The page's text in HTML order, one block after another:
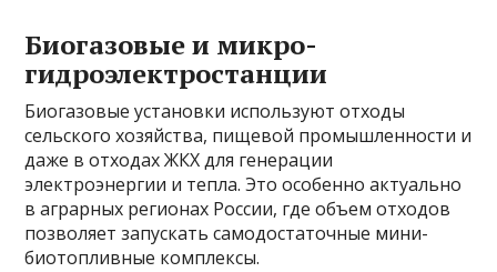
Биогазовые и микро-
гидроэлектростанции
Биогазовые установки используют отходы
сельского хозяйства, пищевой промышленности и
даже в отходах ЖКХ для генерации
электроэнергии и тепла. Это особенно актуально
в аграрных регионах России, где объем отходов
позволяет запускать самодостаточные мини-
биотопливные комплексы.